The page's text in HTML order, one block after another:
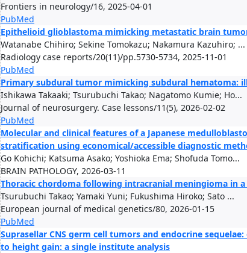
Frontiers in neurology/16, 2025-04-01
PubMed
Epithelioid glioblastoma mimicking metastatic brain
Watanabe Chihiro; Sekine Tomokazu; Nakamura Kazuhiro; ...
Radiology case reports/20(11)/pp.5730-5734, 2025-11-01
PubMed
Primary subdural tumor mimicking subdural hematoma:
Ishikawa Takaaki; Tsurubuchi Takao; Nagatomo Kumie; Ho...
Journal of neurosurgery. Case lessons/11(5), 2026-02-02
PubMed
Molecular and clinical features of a Japanese
stratification using economical/accessible diagnostic
Go Kohichi; Katsuma Asako; Yoshioka Ema; Shofuda Tomo...
BRAIN PATHOLOGY, 2026-03-11
Thoracic chordoma following intracranial meningioma in
Tsurubuchi Takao; Yamaki Yuni; Fukushima Hiroko; Sato ...
European journal of medical genetics/80, 2026-01-15
PubMed
Suprasellar CNS germ cell tumors and endocrine
to height gain: a single institute analysis